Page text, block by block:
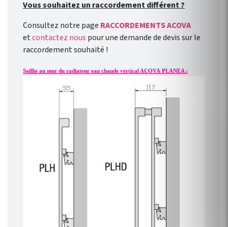
Vous souhaitez un raccordement différent ?
Consultez notre page RACCORDEMENTS ACOVA
etcontactez nous pour une demande de devis sur le
raccordement souhaité !
Saillie au mur du radiateur eau chaude vertical ACOVA PLANEA :